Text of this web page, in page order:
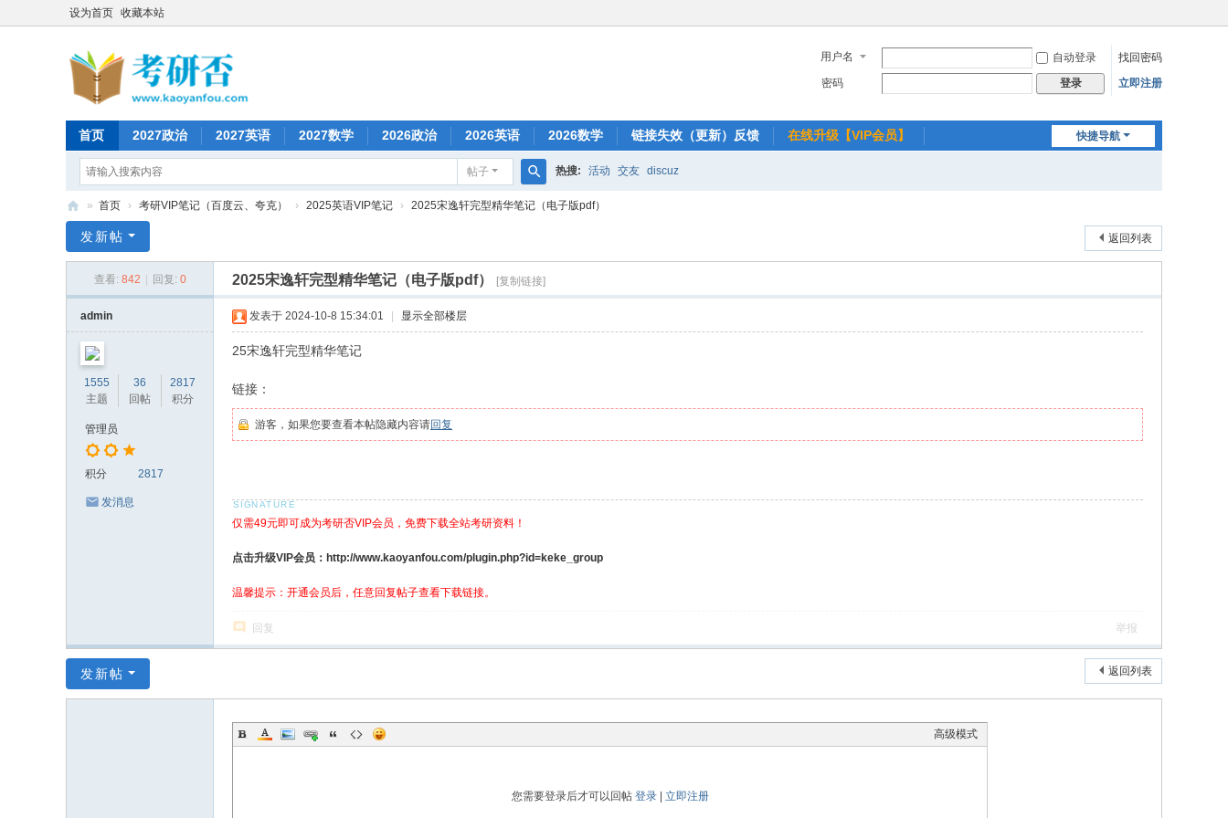
设为首页 收藏本站
用户名 自动登录
找回密码
密码
登录 立即注册
快捷导航
首页 2027政治 2027英语 2027数学 2026政治 2026英语 2026数学 链接失效（更新）反馈 在线升级【VIP会员】
帖子
搜
热搜: 活动 交友 discuz
研
» 首页 › 考研VIP笔记（百度云、夸克） › 2025英语VIP笔记 › 2025宋逸轩完型精华笔记（电子版pdf）
返回列表
发新帖
查看: 842 回复: 0 2025宋逸轩完型精华笔记（电子版pdf） [复制链接]
admin
1555
主题
36
回帖
2817
积分
管理员
积分 2817
发消息
发表于 2024-10-8 15:34:01 显示全部楼层
25宋逸轩完型精华笔记
链接：
游客，如果您要查看本帖隐藏内容请回复
仅需49元即可成为考研否VIP会员，免费下载全站考研资料！
点击升级VIP会员：http://www.kaoyanfou.com/plugin.php?id=keke_group
温馨提示：开通会员后，任意回复帖子查看下载链接。
回复 举报
返回列表
发新帖
高级模式
您需要登录后才可以回帖 登录| 立即注册